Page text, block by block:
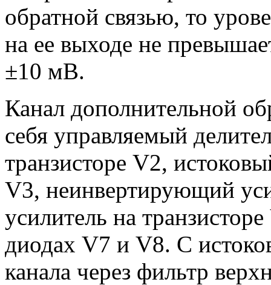
обратной связью, то
на ее выходе не
±10 мВ.
Канал дополнительной
себя управляемый
транзисторе V2,
V3, неинвертирующий
усилитель на
диодах V7 и V8. С
канала через фильтр